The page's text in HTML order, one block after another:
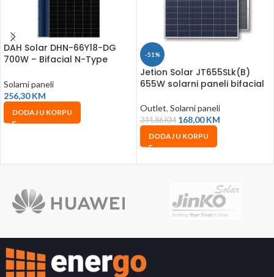
DAH Solar DHN-66Y18-DG
700W – Bifacial N-Type
Solarni paneli
256,30KM
DODAJ U KORPU
-51%
Jetion Solar JT655SLk(B)
655W solarni paneli bifacial
Outlet, Solarni paneli
344,86KM 168,00KM
DODAJ U KORPU